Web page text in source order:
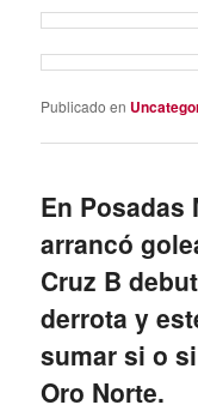
Publicado en
En Posadas
arrancó
Cruz B
derrota y
sumar si o
Oro Norte.